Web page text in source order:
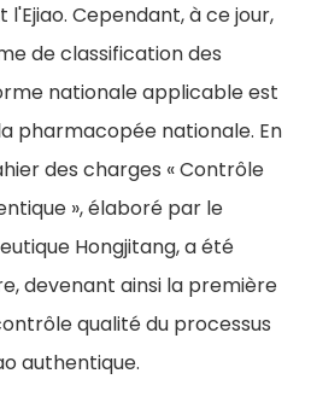
Cependant, à ce jour,
de classification des
nationale applicable est
pharmacopée nationale. En
des charges « Contrôle
», élaboré par le
Hongjitang, a été
devenant ainsi la première
qualité du processus
authentique.